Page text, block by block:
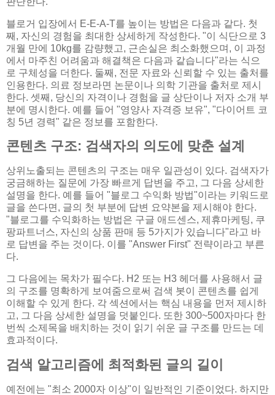
블로거 입장에서 E-E-A-T를 높이는 방법은 다음과 같다. 첫
째, 자신의 경험을 최대한 상세하게 작성한다. "이 식단으로 3
개월 만에 10kg를 감량했고, 근손실은 최소화했으며, 이 과정
에서 마주친 어려움과 해결책은 다음과 같습니다"라는 식으
로 구체성을 더한다. 둘째, 전문 자료와 신뢰할 수 있는 출처를
인용한다. 의료 정보라면 논문이나 의학 기관을 출처로 제시
한다. 셋째, 당신의 자격이나 경험을 글 상단이나 저자 소개 부
분에 명시한다. 예를 들어 "영양사 자격증 보유", "다이어트 코
칭 5년 경력" 같은 정보를 포함한다.
콘텐츠 구조: 검색자의 의도에 맞춘 설계
상위노출되는 콘텐츠의 구조는 매우 일관성이 있다. 검색자가
궁금해하는 질문에 가장 빠르게 답변을 주고, 그 다음 상세한
설명을 한다. 예를 들어 "블로그 수익화 방법"이라는 키워드로
글을 쓴다면, 글의 첫 부분에 답변 요약본을 제시해야 한다.
"블로그를 수익화하는 방법은 구글 애드센스, 제휴마케팅, 쿠
팡파트너스, 자신의 상품 판매 등 5가지가 있습니다"라고 바
로 답변을 주는 것이다. 이를 "Answer First" 전략이라고 부른
다.
그 다음에는 목차가 필수다. H2 또는 H3 헤더를 사용해서 글
의 구조를 명확하게 보여줌으로써 검색 봇이 콘텐츠를 쉽게
이해할 수 있게 한다. 각 섹션에서는 핵심 내용을 먼저 제시하
고, 그 다음 상세한 설명을 덧붙인다. 또한 300~500자마다 한
번씩 소제목을 배치하는 것이 읽기 쉬운 글 구조를 만드는 데
효과적이다.
검색 알고리즘에 최적화된 글의 길이
예전에는 "최소 2000자 이상"이 일반적인 기준이었다. 하지만